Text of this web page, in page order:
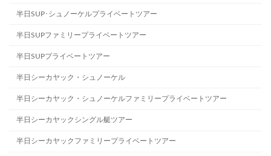
り
半日SUP･シュノーケルプライベートツアー
半日SUPファミリープライベートツアー
半日SUPプライベートツアー
半日シーカヤック・シュノーケル
半日シーカヤック・シュノーケルファミリープライベートツアー
半日シーカヤックシングル艇ツアー
半日シーカヤックファミリープライベートツアー